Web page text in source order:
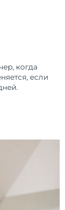
когда
если